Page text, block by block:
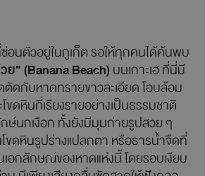
ะถ่ายรูป:บรรยากาศสงบสามารถเดิน
ายหาดและถ่ายรูปวิวทะเลริมสะพานไม้